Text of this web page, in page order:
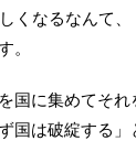
くなるなんて
。
に集めてそ
国は破綻する